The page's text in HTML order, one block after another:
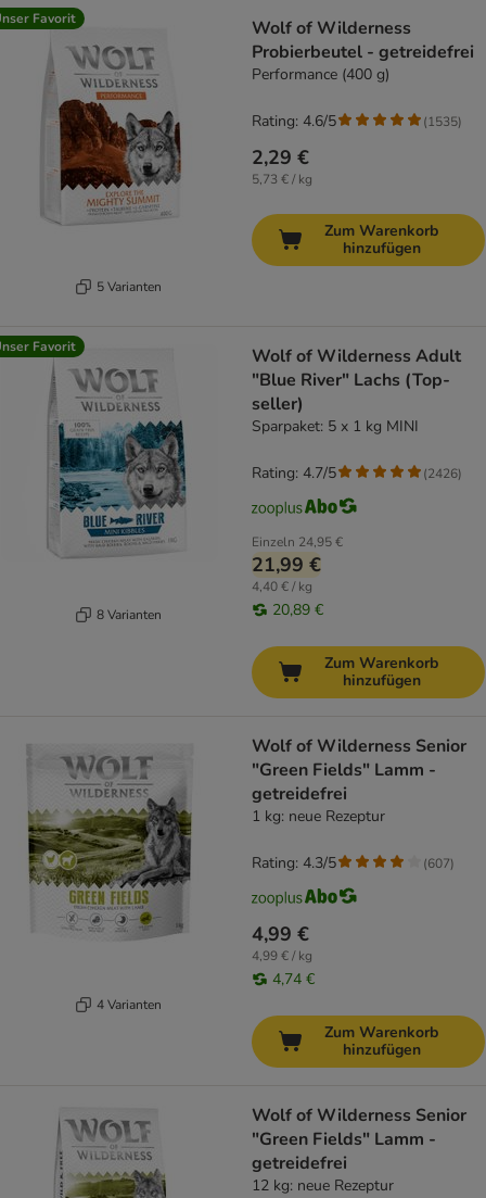
Favorit
5 Varianten
Wolf of Wilderness
Probierbeutel - getreidefrei
Performance (400 g)
2,29 €
5,73 € / kg
Rating: 4.6/5 (1535)
Zum Warenkorb
hinzufügen
Favorit
8 Varianten
Wolf of Wilderness Adult
"Blue River" Lachs (Top-
seller)
Sparpaket: 5 x 1 kg MINI
Einzeln 24,95 €
21,99 €
4,40 € / kg
20,89 €
Rating: 4.7/5 (2426)
Zum Warenkorb
hinzufügen
4 Varianten
Wolf of Wilderness Senior
"Green Fields" Lamm -
getreidefrei
1 kg: neue Rezeptur
4,99 €
4,99 € / kg
4,74 €
Rating: 4.3/5 (607)
Zum Warenkorb
hinzufügen
Wolf of Wilderness Senior
"Green Fields" Lamm -
getreidefrei
12 kg: neue Rezeptur